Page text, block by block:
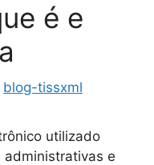
é e
blog-tissxml
utilizado
administrativas e